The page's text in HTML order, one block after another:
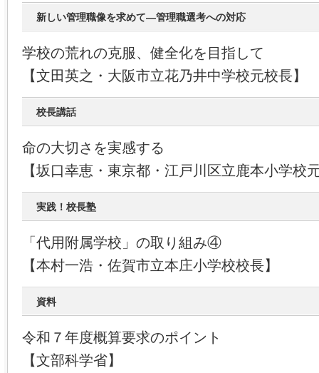
新しい管理職像を求めて―管理職選考への対応
学校の荒れの克服、健全化を目指して
【文田英之・大阪市立花乃井中学校元校長】
校長講話
命の大切さを実感する
【坂口幸恵・東京都・江戸川区立鹿本小学校
実践！校長塾
「代用附属学校」の取り組み④
【本村一浩・佐賀市立本庄小学校校長】
資料
令和７年度概算要求のポイント
【文部科学省】